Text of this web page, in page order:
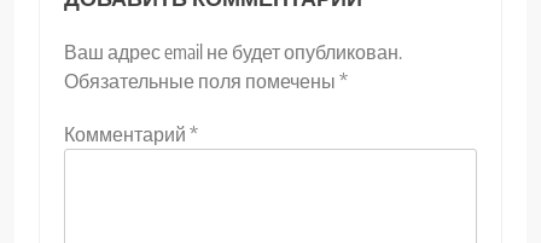
Ваш адрес email не будет опубликован.
Обязательные поля помечены *
Комментарий *